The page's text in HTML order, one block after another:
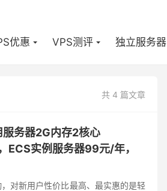
优惠 VPS测评 独立服务器
共 4 篇文章
务器2G内存2核心
实例服务器99元/年，
对新用户性价比最高、最实惠的是轻